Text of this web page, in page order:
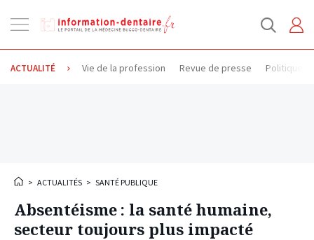
la
navigation
ACTUALITÉ Vie de la profession Revue de presse Politique
> ACTUALITÉS > SANTÉ PUBLIQUE
Absentéisme : la santé humaine,
secteur toujours plus impacté